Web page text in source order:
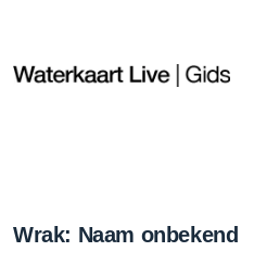
Wrak: Naam onbekend